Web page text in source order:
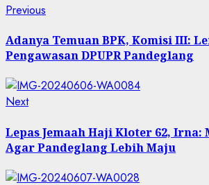
Post
navigation
Previous
Adanya Temuan BPK, Komisi III:
Pengawasan DPUPR Pandeglang
NextNext
Lepas Jemaah Haji Kloter 62, Irna:
Agar Pandeglang Lebih Maju